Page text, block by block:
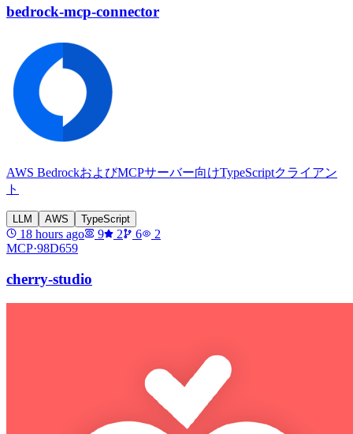
bedrock-mcp-connector
AWS BedrockおよびMCPサーバー向けTypeScriptクライアン
ト
LLM AWS TypeScript
18 hours ago 9 2 6
2
MCP·98D659
cherry-studio